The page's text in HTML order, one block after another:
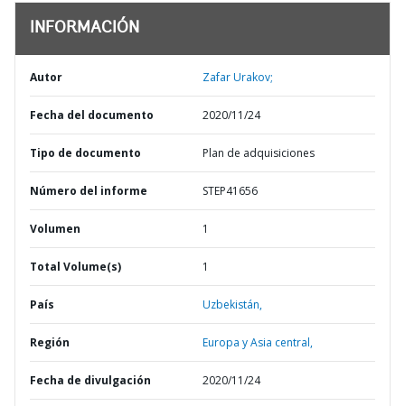
INFORMACIÓN
Autor Zafar Urakov;
Fecha del documento 2020/11/24
Tipo de documento Plan de adquisiciones
Número del informe STEP41656
Volumen 1
Total Volume(s) 1
País Uzbekistán,
Región Europa y Asia central,
Fecha de divulgación 2020/11/24